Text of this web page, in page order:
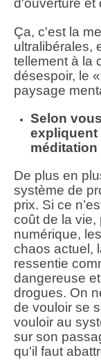
d'ouverture et
Ça, c'est la
ultralibérales,
tellement à la
désespoir, le
paysage
Selon
méditation
De plus en
système de
prix. Si ce
coût de la vie,
numérique,
chaos actuel,
ressentie
dangereuse
drogues. On
de vouloir se
vouloir au
sur son
qu'il faut